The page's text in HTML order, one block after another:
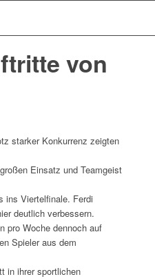
von
starker Konkurrenz zeigten
Einsatz und Teamgeist
ins Viertelfinale. Ferdi
deutlich verbessern.
pro Woche dennoch auf
Spieler aus dem
in ihrer sportlichen